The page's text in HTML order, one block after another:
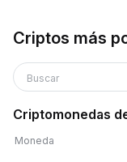
Criptos más
Buscar
Criptomonedas
Moneda